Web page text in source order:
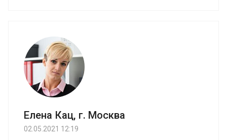
Елена Кац, г. Москва
02.05.2021 12:19